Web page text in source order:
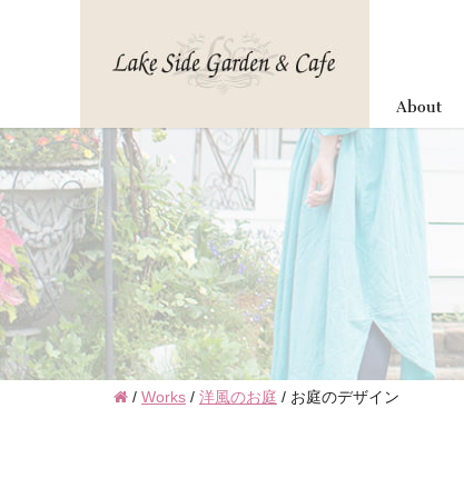
About
/ Works / 洋風のお庭 / お庭のデザイン